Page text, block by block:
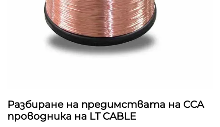
Разбиране на предимствата на CCA
проводника на LT CABLE